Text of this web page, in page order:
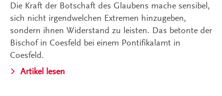
Die Kraft der Botschaft des Glaubens mache sensibel,
sich nicht irgendwelchen Extremen hinzugeben,
sondern ihnen Widerstand zu leisten. Das betonte der
Bischof in Coesfeld bei einem Pontifikalamt in
Coesfeld.
Artikel lesen